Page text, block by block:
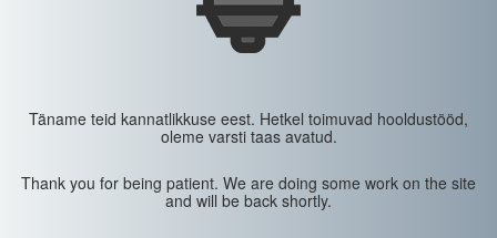
Täname teid kannatlikkuse eest. Hetkel toimuvad hooldustööd,
oleme varsti taas avatud.
Thank you for being patient. We are doing some work on the site
and will be back shortly.